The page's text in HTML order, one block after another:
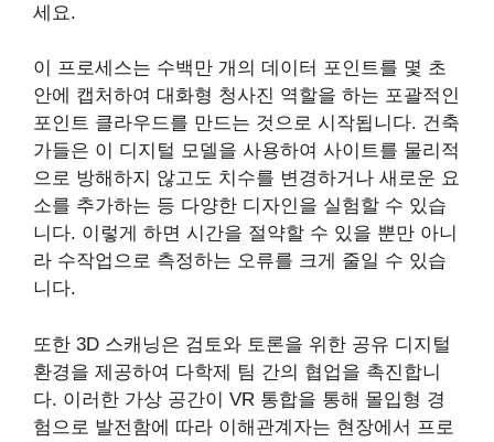
세요.
이 프로세스는 수백만 개의 데이터 포인트를 몇 초
안에 캡처하여 대화형 청사진 역할을 하는 포괄적인
포인트 클라우드를 만드는 것으로 시작됩니다. 건축
가들은 이 디지털 모델을 사용하여 사이트를 물리적
으로 방해하지 않고도 치수를 변경하거나 새로운 요
소를 추가하는 등 다양한 디자인을 실험할 수 있습
니다. 이렇게 하면 시간을 절약할 수 있을 뿐만 아니
라 수작업으로 측정하는 오류를 크게 줄일 수 있습
니다.
또한 3D 스캐닝은 검토와 토론을 위한 공유 디지털
환경을 제공하여 다학제 팀 간의 협업을 촉진합니
다. 이러한 가상 공간이 VR 통합을 통해 몰입형 경
험으로 발전함에 따라 이해관계자는 현장에서 프로